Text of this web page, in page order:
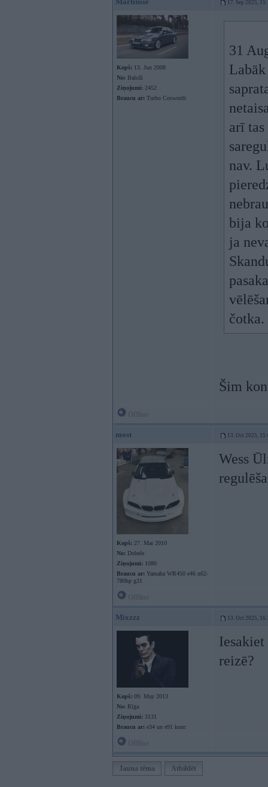
17. Sep 2025,
Kopš: 13. Jun 2008
No: Baloži
Ziņojumi: 2452
Braucu ar: Turbo Cosworth
31
arī
nav.
bija
ja
čotka.
Šim
most 13. Oct 2025,
Kopš: 27. Mar 2010
No: Dobele
Ziņojumi: 1080
Braucu ar: Yamaha WR450 e46 n62-
780hp g31
Wess
Mixzzz 13. Oct 2025,
Kopš: 09. May 2013
No: Rīga
Ziņojumi: 3131
Braucu ar: e34 un e91 kuuc
reizē?
Jauna tēma Atbildēt